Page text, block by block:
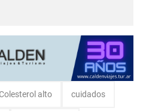
en Toay.
Colesterol alto cuidados